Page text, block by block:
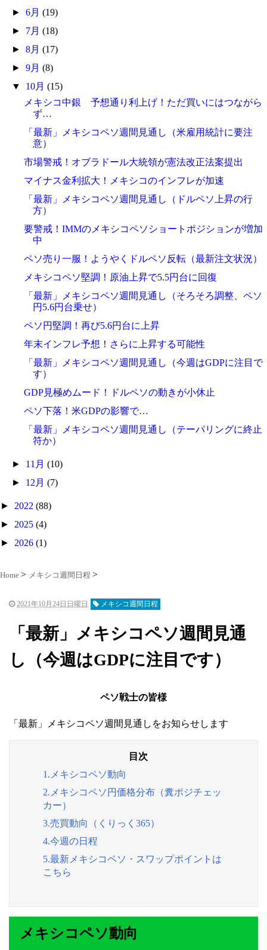
►6月(19)
► 7月(18)
►8月(17)
►9月(8)
▼ 10月(15)
メキシコ中銀 予想通り利上げ！ただ買いにはつながら
ず…
「最新」メキシコペソ週間見通し（米雇用統計に要注
意）
市場警戒！オブラドール大統領が憲法改正法案提出
マイナス金利拡大！メキシコのインフレが加速
「最新」メキシコペソ週間見通し（ドルペソ上昇の行
方）
要警戒！IMMのメキシコペソショートポジションが増加
中
ペソ売り一服！ようやくドルペソ反転（最新注文状況）
メキシコペソ堅調！原油上昇で5.5円台に回復
「最新」メキシコペソ週間見通し（そろそろ調整、ペソ
円5.6円台乗せ）
ペソ円堅調！再び5.6円台に上昇
年末インフレ予想！さらに上昇する可能性
「最新」メキシコペソ週間見通し（今週はGDPに注目で
す）
GDP見極めムード！ドルペソの動きが小休止
ペソ下落！米GDPの影響で…
「最新」メキシコペソ週間見通し（テーパリングに終止
符か）
► 11月(10)
► 12月(7)
► 2022 (88)
► 2025 (4)
► 2026 (1)
Home メキシコ週間日程
2021年10月24日日曜日 メキシコ週間日程
「最新」メキシコペソ週間見通
し（今週はGDPに注目です）
ペソ戦士の皆様
「最新」メキシコペソ週間見通しをお知らせします
1.メキシコペソ動向
2.メキシコペソ円価格分布（糞ポジチェッ
カー）
3.売買動向（くりっく365）
4.今週の日程
5.最新メキシコペソ・スワップポイントは
こちら
メキシコペソ動向